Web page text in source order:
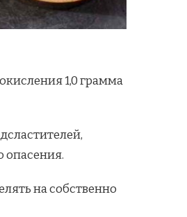
1,0 грамма
опасения.
на собственно